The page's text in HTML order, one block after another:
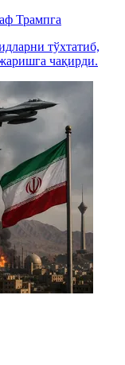
Трампга
тўхтатиб,
чақирди.